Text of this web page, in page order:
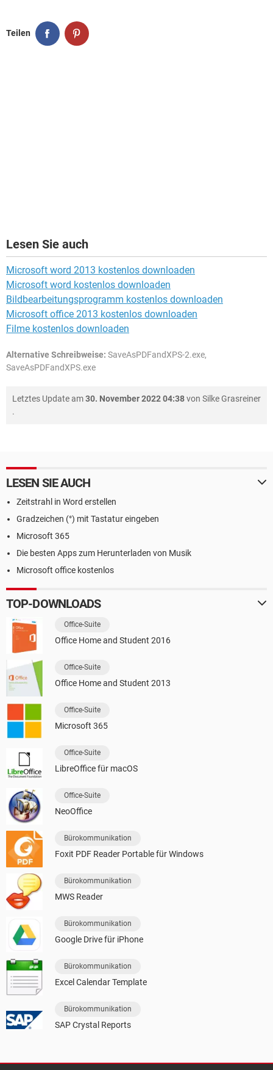
Teilen
Lesen Sie auch
Microsoft word 2013 kostenlos downloaden
Microsoft word kostenlos downloaden
Bildbearbeitungsprogramm kostenlos downloaden
Microsoft office 2013 kostenlos downloaden
Filme kostenlos downloaden
Alternative Schreibweise: SaveAsPDFandXPS-2.exe,
SaveAsPDFandXPS.exe
Letztes Update am30. November 2022 04:38von Silke Grasreiner
.
LESEN SIE AUCH
Zeitstrahl in Word erstellen
Gradzeichen (°) mit Tastatur eingeben
Microsoft 365
Die besten Apps zum Herunterladen von Musik
Microsoft office kostenlos
TOP-DOWNLOADS
Office-Suite
Office Home and Student 2016
Office-Suite
Office Home and Student 2013
Office-Suite
Microsoft 365
Office-Suite
LibreOffice für macOS
Office-Suite
NeoOffice
Bürokommunikation
Foxit PDF Reader Portable für Windows
Bürokommunikation
MWS Reader
Bürokommunikation
Google Drive für iPhone
Bürokommunikation
Excel Calendar Template
Bürokommunikation
SAP Crystal Reports